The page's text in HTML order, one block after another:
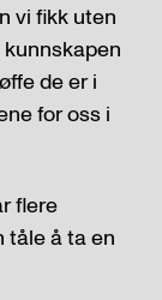
vi fikk uten
de er i
for oss i
flere
tåle å ta en